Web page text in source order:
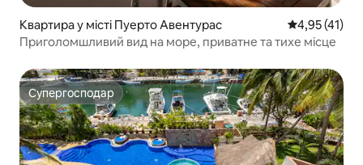
Квартира у місті Пуерто Авентурас Середня
4,95 (41)
Приголомшливий вид на море, приватне та тихе місце
Супергосподар
Супергосподар